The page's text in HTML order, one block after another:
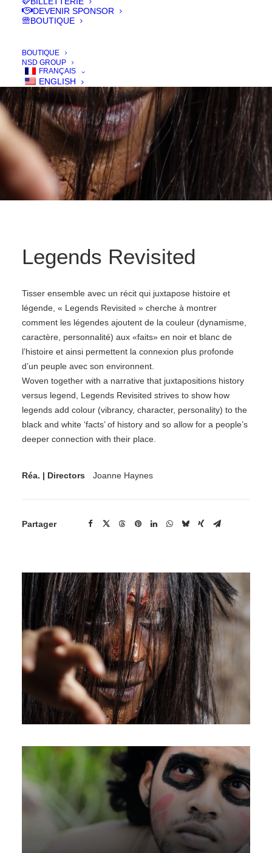
DEVENIR SPONSOR
BOUTIQUE
BOUTIQUE
NSD GROUP
FRANÇAIS
ENGLISH
IN
Legends Revisited
Tisser ensemble avec un récit qui juxtapose histoire et
légende, « Legends Revisited » cherche à montrer
comment les légendes ajoutent de la couleur (dynamisme,
caractère, personnalité) aux «faits» en noir et blanc de
l’histoire et ainsi permettent la connexion plus profonde
d’un peuple avec son environnent.
Woven together with a narrative that juxtapositions history
versus legend, Legends Revisited strives to show how
legends add colour (vibrancy, character, personality) to the
black and white ‘facts’ of history and so allow for a people’s
deeper connection with their place.
Réa. | Directors Joanne Haynes
Partager